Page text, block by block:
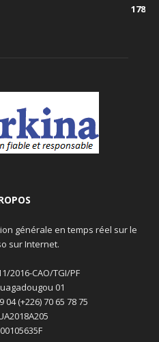
178
générale en temps réel sur le
sur Internet.
2016-CAO/TGI/PF
01
04 (+226) 70 65 78 75